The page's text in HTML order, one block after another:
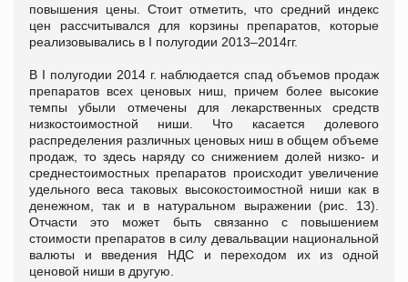
повышения цены. Стоит отметить, что средний индекс
цен рассчитывался для корзины препаратов, которые
реализовывались в I полугодии 2013–2014гг.
В I полугодии 2014 г. наблюдается спад объемов продаж
препаратов всех ценовых ниш, причем более высокие
темпы убыли отмечены для лекарственных средств
низкостоимостной ниши. Что касается долевого
распределения различных ценовых ниш в общем объеме
продаж, то здесь наряду со снижением долей низко- и
среднестоимостных препаратов происходит увеличение
удельного веса таковых высокостоимостной ниши как в
денежном, так и в натуральном выражении (рис. 13).
Отчасти это может быть связанно с повышением
стоимости препаратов в силу девальвации национальной
валюты и введения НДС и переходом их из одной
ценовой ниши в другую.